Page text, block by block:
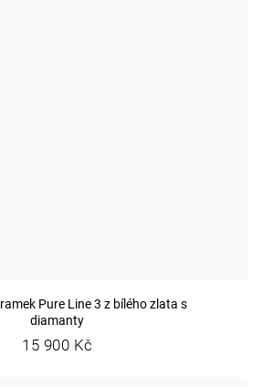
Pure Line 3 z bílého zlata s
diamanty
15 900 Kč